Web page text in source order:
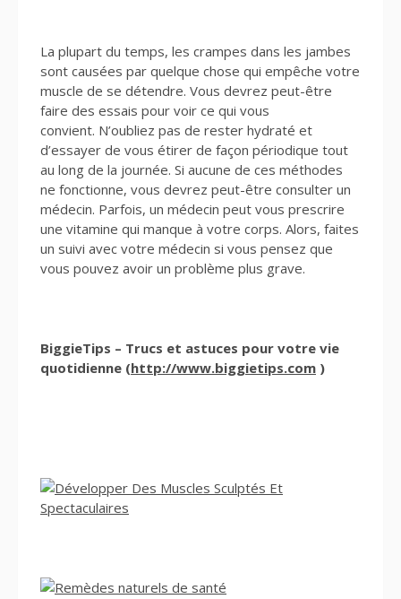
La plupart du temps, les crampes dans les jambes
sont causées par quelque chose qui empêche votre
muscle de se détendre. Vous devrez peut-être
faire des essais pour voir ce qui vous
convient. N’oubliez pas de rester hydraté et
d’essayer de vous étirer de façon périodique tout
au long de la journée. Si aucune de ces méthodes
ne fonctionne, vous devrez peut-être consulter un
médecin. Parfois, un médecin peut vous prescrire
une vitamine qui manque à votre corps. Alors, faites
un suivi avec votre médecin si vous pensez que
vous pouvez avoir un problème plus grave.
BiggieTips – Trucs et astuces pour votre vie
quotidienne (http://www.biggietips.com )